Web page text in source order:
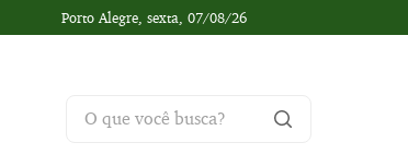
Porto Alegre, sexta, 07/08/26